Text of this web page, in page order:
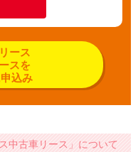
ース
スを
込み
中古車リース」について